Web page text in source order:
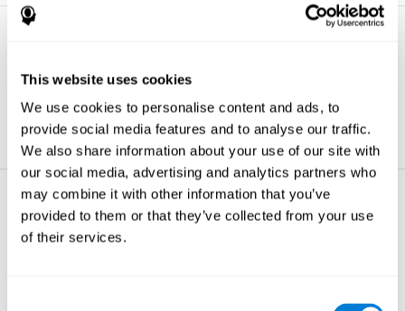
This website uses cookies
We use cookies to personalise content and ads, to
provide social media features and to analyse our traffic.
We also share information about your use of our site with
our social media, advertising and analytics partners who
may combine it with other information that you’ve
provided to them or that they’ve collected from your use
of their services.
et à comprendre leurs relations dans
l'environnement.
En savoir plus
Surveillance